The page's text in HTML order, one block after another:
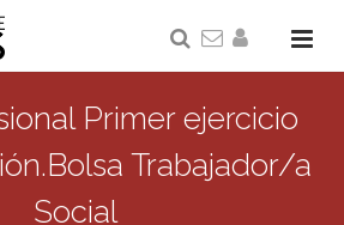
Primer ejercicio
Trabajador/a
Social